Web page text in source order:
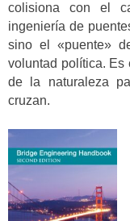
colisiona con el
ingeniería de
sino el «puente»
voluntad política. Es
de la naturaleza
cruzan.